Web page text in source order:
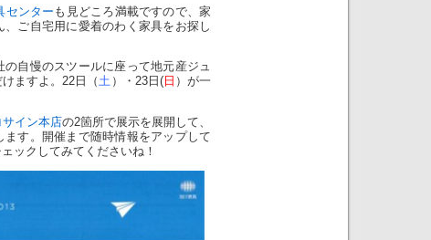
センター も見どころ満載ですので、家
ご自宅用に愛着のわく家具をお探し
の自慢のスツールに座って地元産ジュ
ますよ。22日（土 ）・23日(日 ）が一
サイン本店の2箇所で展示を展開して、
す。開催まで随時情報をアップして
ックしてみてくださいね！